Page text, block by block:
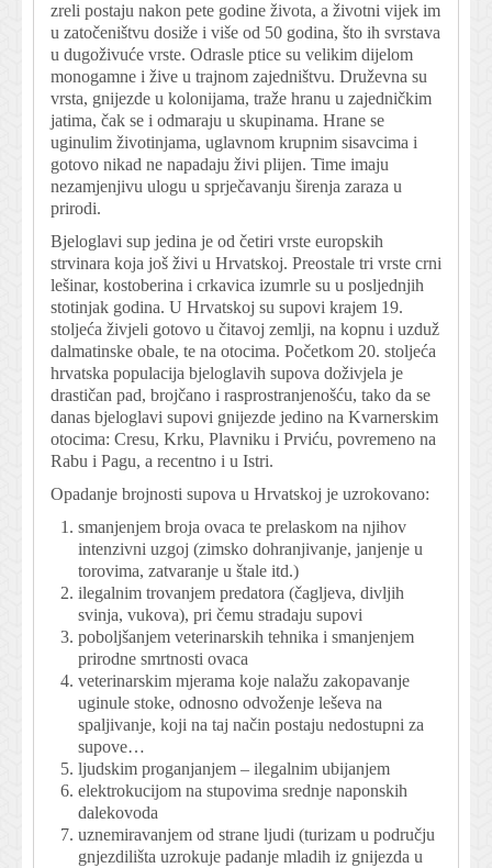
zreli postaju nakon pete godine života, a životni vijek im
u zatočeništvu dosiže i više od 50 godina, što ih svrstava
u dugoživuće vrste. Odrasle ptice su velikim dijelom
monogamne i žive u trajnom zajedništvu. Druževna su
vrsta, gnijezde u kolonijama, traže hranu u zajedničkim
jatima, čak se i odmaraju u skupinama. Hrane se
uginulim životinjama, uglavnom krupnim sisavcima i
gotovo nikad ne napadaju živi plijen. Time imaju
nezamjenjivu ulogu u sprječavanju širenja zaraza u
prirodi.
Bjeloglavi sup jedina je od četiri vrste europskih
strvinara koja još živi u Hrvatskoj. Preostale tri vrste crni
lešinar, kostoberina i crkavica izumrle su u posljednjih
stotinjak godina. U Hrvatskoj su supovi krajem 19.
stoljeća živjeli gotovo u čitavoj zemlji, na kopnu i uzduž
dalmatinske obale, te na otocima. Početkom 20. stoljeća
hrvatska populacija bjeloglavih supova doživjela je
drastičan pad, brojčano i rasprostranjenošću, tako da se
danas bjeloglavi supovi gnijezde jedino na Kvarnerskim
otocima: Cresu, Krku, Plavniku i Prviću, povremeno na
Rabu i Pagu, a recentno i u Istri.
Opadanje brojnosti supova u Hrvatskoj je uzrokovano:
smanjenjem broja ovaca te prelaskom na njihov
intenzivni uzgoj (zimsko dohranjivanje, janjenje u
torovima, zatvaranje u štale itd.)
ilegalnim trovanjem predatora (čagljeva, divljih
svinja, vukova), pri čemu stradaju supovi
poboljšanjem veterinarskih tehnika i smanjenjem
prirodne smrtnosti ovaca
veterinarskim mjerama koje nalažu zakopavanje
uginule stoke, odnosno odvoženje leševa na
spaljivanje, koji na taj način postaju nedostupni za
supove…
ljudskim proganjanjem – ilegalnim ubijanjem
elektrokucijom na stupovima srednje naponskih
dalekovoda
uznemiravanjem od strane ljudi (turizam u području
gnjezdilišta uzrokuje padanje mladih iz gnijezda u